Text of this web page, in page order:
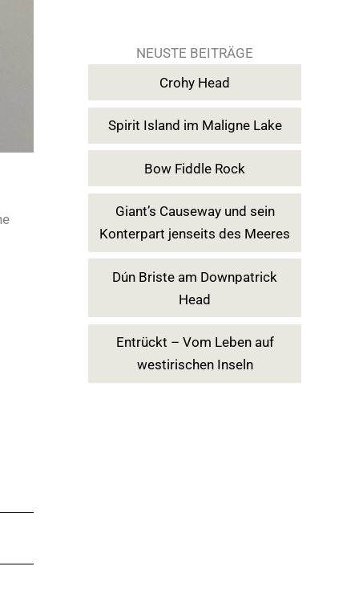
NEUSTE BEITRÄGE
Crohy Head
Spirit Island im Maligne Lake
Bow Fiddle Rock
Giant’s Causeway und sein
Konterpart jenseits des Meeres
Dún Briste am Downpatrick
Head
Entrückt – Vom Leben auf
westirischen Inseln